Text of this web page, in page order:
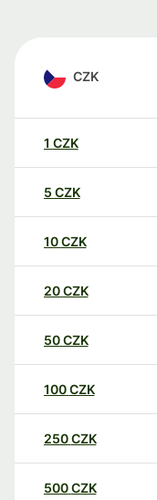
CZK
1 CZK
5 CZK
10CZK
20CZK
50CZK
100CZK
250CZK
500CZK